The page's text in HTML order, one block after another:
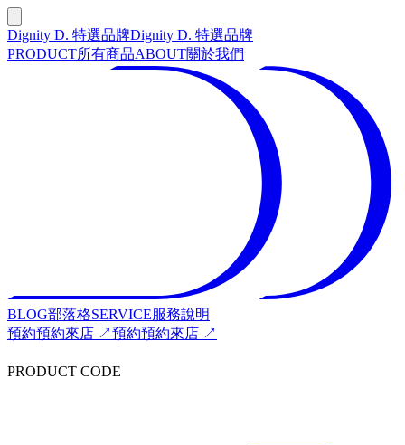
Dignity D. 特選品牌Dignity D. 特選品牌
PRODUCT所有商品ABOUT關於我們
BLOG部落格SERVICE服務說明
預約預約來店 ↗預約預約來店 ↗
PRODUCT CODE